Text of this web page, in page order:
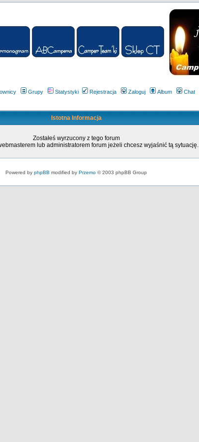
Grupy Statystyki Rejestracja Zaloguj Album Chat
Istotna Informacja
Zostałeś wyrzucony z tego forum
lub administratorem forum jeżeli chcesz wyjaśnić tą sytuację.
Powered by phpBB modified by Przemo © 2003 phpBB Group